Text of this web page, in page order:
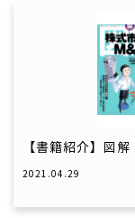
【書籍紹介】図
2021.04.29